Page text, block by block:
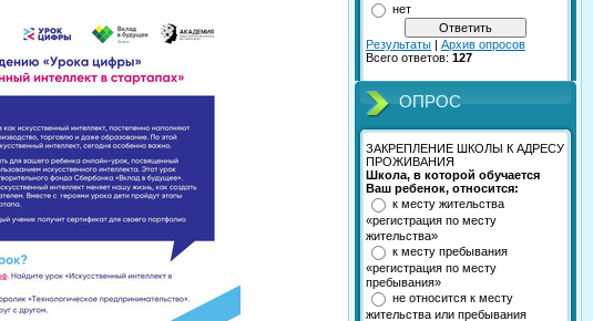
нет
Результаты
Архив опросов
Всего ответов: 127
ОПРОС
ЗАКРЕПЛЕНИЕ ШКОЛЫ К АДРЕСУ
ПРОЖИВАНИЯ
Школа, в которой обучается
Ваш ребенок, относится:
к месту жительства
«регистрация по месту
жительства»
к месту пребывания
«регистрация по месту
пребывания»
не относится к месту
жительства или пребывания